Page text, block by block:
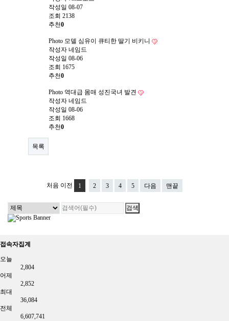
작성일 08-07
조회 2138
추천0
Photo 모델 심유이 큐티한 딸기 비키니
작성자 네임드
작성일 08-06
조회 1675
추천0
Photo 역대급 몸매 성진국녀 발견
작성자 네임드
작성일 08-06
조회 1668
추천0
목록
처음 이전 1 2 3 4 5 다음 맨끝
접속자집계
오늘
2,804
어제
2,852
최대
36,084
전체
6,607,741